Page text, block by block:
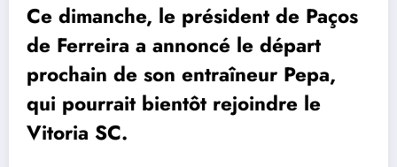
Ce dimanche, le président de Paços
de Ferreira a annoncé le départ
prochain de son entraîneur Pepa,
qui pourrait bientôt rejoindre le
Vitoria SC.